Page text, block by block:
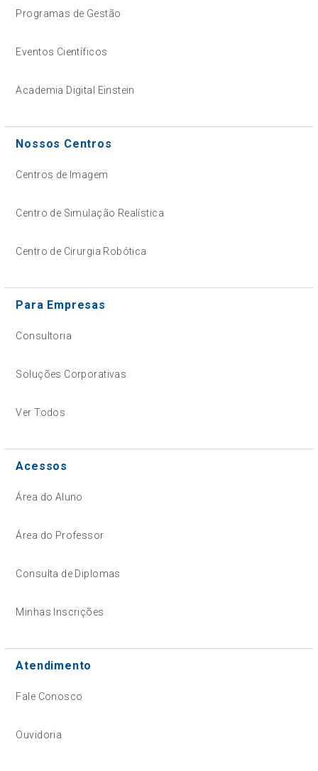
Programas de Gestão
Eventos Científicos
Academia Digital Einstein
Nossos Centros
Centros de Imagem
Centro de Simulação Realística
Centro de Cirurgia Robótica
Para Empresas
Consultoria
Soluções Corporativas
Ver Todos
Acessos
Área do Aluno
Área do Professor
Consulta de Diplomas
Minhas Inscrições
Atendimento
Fale Conosco
Ouvidoria